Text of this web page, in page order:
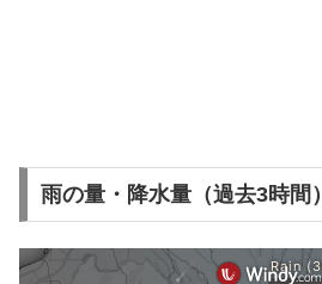
雨の量・降水量（過去3時間）